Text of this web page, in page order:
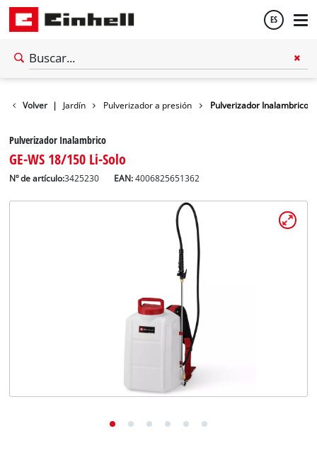
ES
Volver | Jardín Pulverizador a presión Pulverizador Inalambrico
Pulverizador Inalambrico
GE-WS 18/150 Li-Solo
Nº de artículo:3425230 EAN:4006825651362